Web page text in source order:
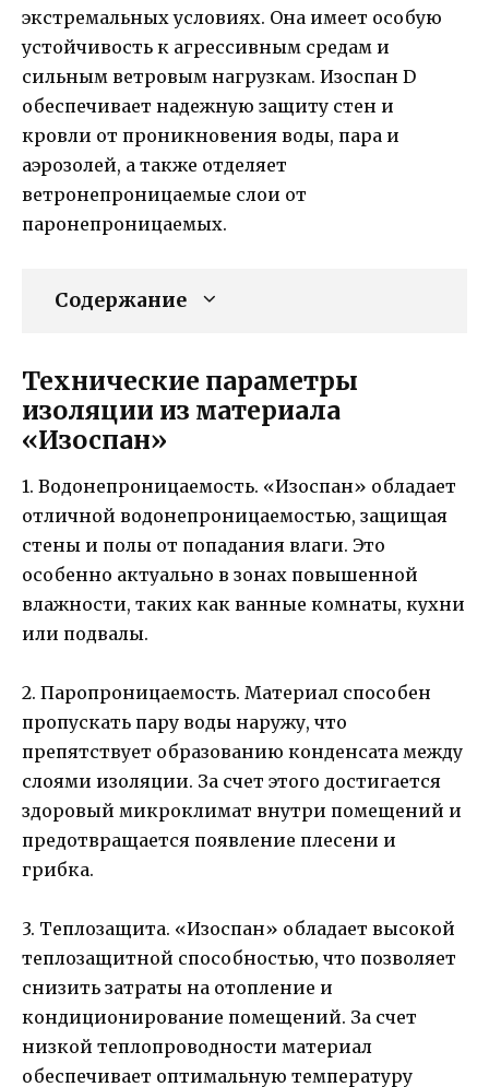
экстремальных условиях. Она имеет особую
устойчивость к агрессивным средам и
сильным ветровым нагрузкам. Изоспан D
обеспечивает надежную защиту стен и
кровли от проникновения воды, пара и
аэрозолей, а также отделяет
ветронепроницаемые слои от
паронепроницаемых.
Содержание
Технические параметры
изоляции из материала
«Изоспан»
1. Водонепроницаемость. «Изоспан» обладает
отличной водонепроницаемостью, защищая
стены и полы от попадания влаги. Это
особенно актуально в зонах повышенной
влажности, таких как ванные комнаты, кухни
или подвалы.
2. Паропроницаемость. Материал способен
пропускать пару воды наружу, что
препятствует образованию конденсата между
слоями изоляции. За счет этого достигается
здоровый микроклимат внутри помещений и
предотвращается появление плесени и
грибка.
3. Теплозащита. «Изоспан» обладает высокой
теплозащитной способностью, что позволяет
снизить затраты на отопление и
кондиционирование помещений. За счет
низкой теплопроводности материал
обеспечивает оптимальную температуру